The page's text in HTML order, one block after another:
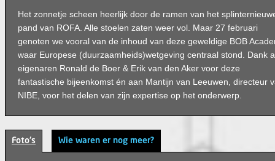
Het zonnetje scheen heerlijk door de ramen van het
pand van ROFA. Alle stoelen zaten weer vol. Maar 27 februari
genoten we vooral van de inhoud van deze geweldige BOB
waar Europese (duurzaamheids)wetgeving centraal stond. Dank
eigenaren Ronald de Boer & Erik van den Aker voor deze
fantastische bijeenkomst én aan Mantijn van Leeuwen, directeur
NIBE, voor het delen van zijn expertise op het onderwerp.
Foto's Wie waren er nog meer?